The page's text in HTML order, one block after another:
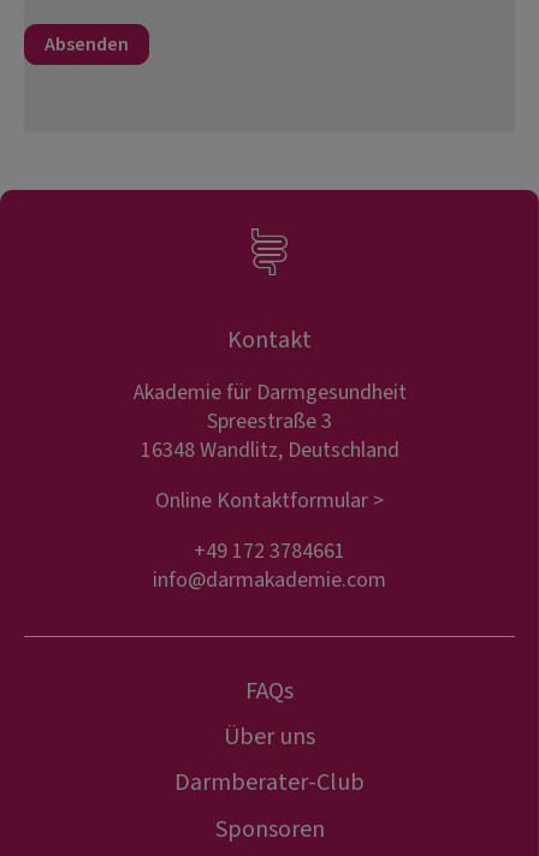
Kontakt
Akademie für Darmgesundheit
Spreestraße 3
16348 Wandlitz, Deutschland
Online Kontaktformular >
+49 172 3784661
info@darmakademie.com
FAQs
Über uns
Darmberater-Club
Sponsoren